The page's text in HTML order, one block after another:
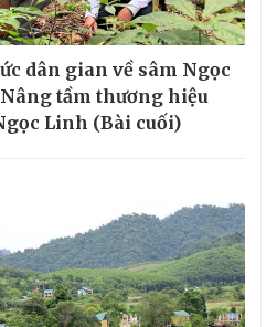
dân gian về sâm Ngọc
tầm thương hiệu
Linh (Bài cuối)